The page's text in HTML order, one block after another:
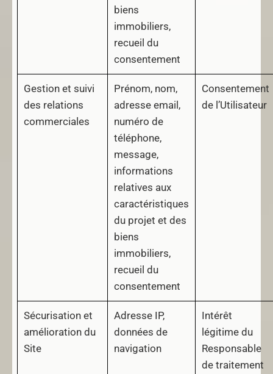
biens
immobiliers,
recueil du
consentement
Gestion et suivi
des relations
commerciales
Prénom, nom,
adresse email,
numéro de
téléphone,
message,
informations
relatives aux
caractéristiques
du projet et des
biens
immobiliers,
recueil du
consentement
Consentement
de l’Utilisateur
Sécurisation et
amélioration du
Site
Adresse IP,
données de
navigation
Intérêt
légitime du
Responsable
de traitement